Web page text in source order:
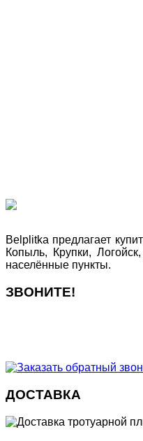
Belplitka предлагает
Копыль, Крупки,
населённые пункты.
ЗВОНИТЕ!
ДОСТАВКА